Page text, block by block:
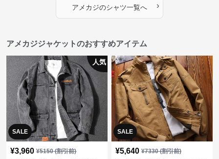
アメカジのシャツ一覧へ ›
アメカジジャケットのおすすめアイテム
SALE
人気
¥3,960 ¥5150(割引前)
SALE
¥5,640 ¥7330(割引前)